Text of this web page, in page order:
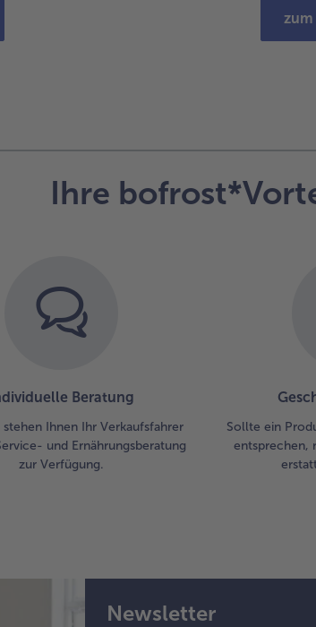
zum
Ihre
Beratung
stehen Ihnen Ihr Verkaufsfahrer
und Ernährungsberatung
zur Verfügung.
Sollte ein
entsprechen,
Newsletter